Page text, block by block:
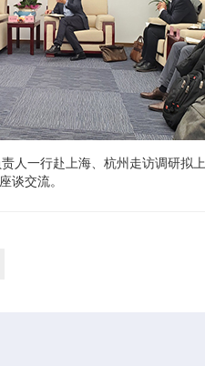
人一行赴上海、杭州走访调研拟上
谈交流。